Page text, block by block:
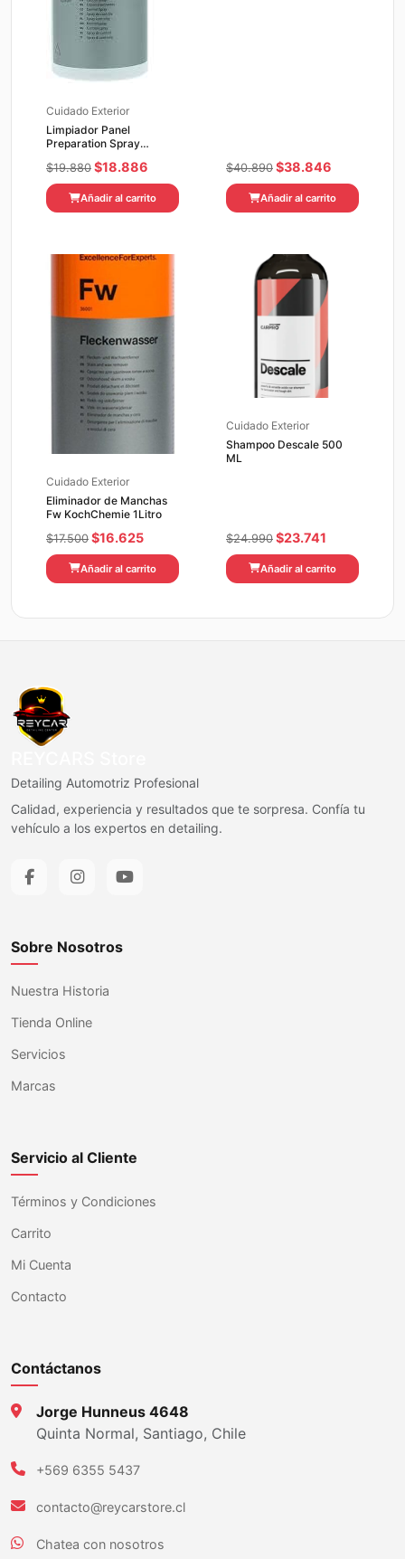
Cuidado Exterior
Limpiador Panel
Preparation Spray
$19.880 El
precio
original
$18.886
precio
actual
Añadir al carrito
$40.890 El
precio
original
$38.846
precio
actual
Añadir al carrito
Cuidado Exterior
Eliminador de Manchas
Fw KochChemie 1Litro
$17.500 El
precio
original
$16.625El
precio
actual
Añadir al carrito
Cuidado Exterior
Shampoo Descale 500
ML
$24.990 El
precio
original
$23.741
precio
actual
Añadir al carrito
Detailing Automotriz Profesional
Calidad, experiencia y resultados que te sorpresa. Confía tu
vehículo a los expertos en detailing.
Sobre Nosotros
Nuestra Historia
Tienda Online
Servicios
Marcas
Servicio al Cliente
Términos y Condiciones
Carrito
Mi Cuenta
Contacto
Contáctanos
Jorge Hunneus 4648
Quinta Normal, Santiago, Chile
+569 6355 5437
contacto@reycarstore.cl
Chatea con nosotros